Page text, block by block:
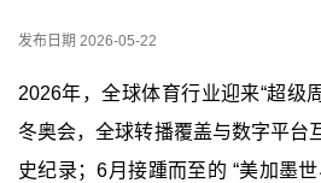
发布日期 2026-05-22
2026年，全球体育行业迎来“超级
冬奥会，全球转播覆盖与数字平台
史纪录；6月接踵而至的 “美加墨